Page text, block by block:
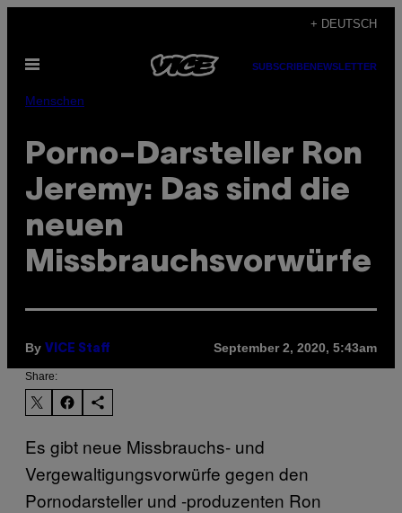
content
+ DEUTSCH
Open
SUBSCRIBENEWSLETTER
Menschen
Porno-Darsteller Ron
Jeremy: Das sind die
neuen
Missbrauchsvorwürfe
By VICE Staff September 2, 2020, 5:43am
Share:
Es gibt neue Missbrauchs- und
Vergewaltigungsvorwürfe gegen den
Pornodarsteller und -produzenten Ron